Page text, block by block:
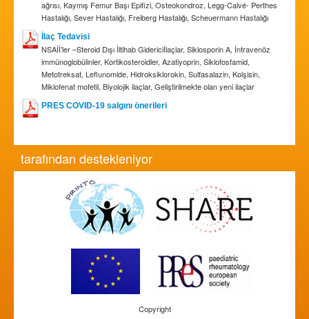
ağrısı, Kaymış Femur Başı Epifizi, Osteokondroz, Legg-Calvé- Perthes
Hastalığı, Sever Hastalığı, Freiberg Hastalığı, Scheuermann Hastalığı
İlaç Tedavisi
NSAİİ’ler –Steroid Dışı İltihab Gidericiİlaçlar, Siklosporin A, İntravenöz
immünoglobülinler, Kortikosteroidler, Azatiyoprin, Siklofosfamid,
Metotreksat, Leflunomide, Hidroksiklorokin, Sulfasalazin, Kolşisin,
Miklofenat mofetil, Biyolojik ilaçlar, Geliştirilmekte olan yeni ilaçlar
PRES COVID-19 salgını önerileri
tarafından destekleniyor
Copyright